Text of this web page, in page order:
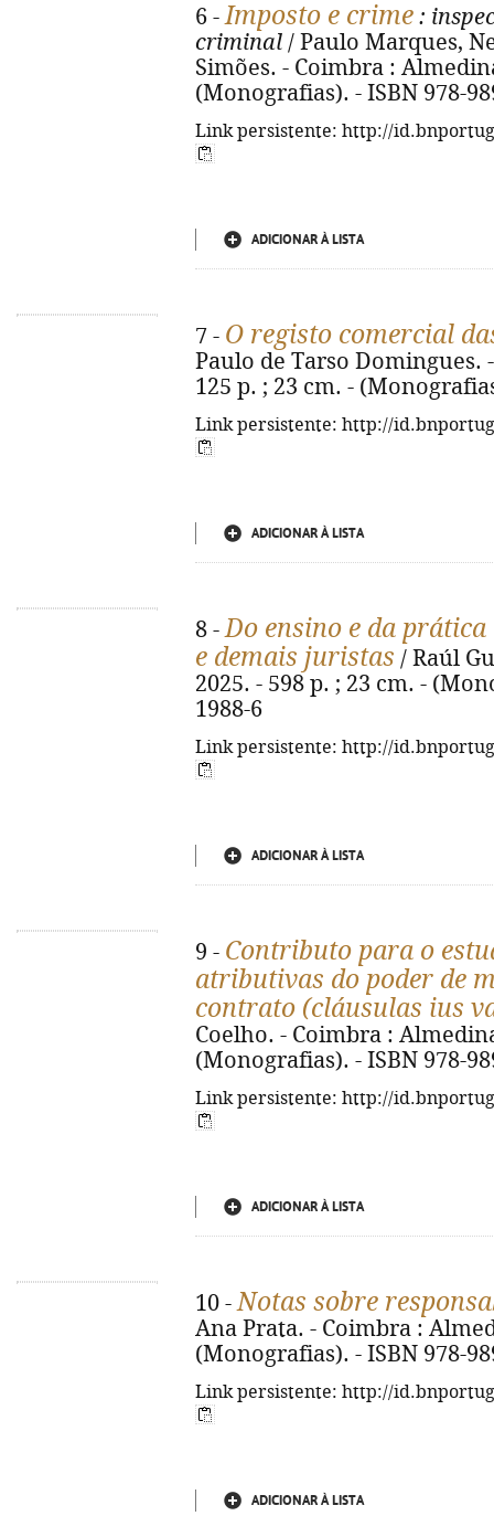
6 -Imposto e crime :
criminal / Paulo Marques,
Simões. - Coimbra :
(Monografias). - ISBN 978-
Link persistente: http://
ADICIONAR À LISTA
7 - O registo comercial
Paulo de Tarso Domingues.
125 p. ; 23 cm. -
Link persistente: http://
ADICIONAR À LISTA
8 -Do ensino e da
e demais juristas / Raúl
2025. - 598 p. ; 23 cm. -
1988-6
Link persistente: http://
ADICIONAR À LISTA
9 - Contributo para o
atributivas do poder de
contrato (cláusulas ius
Coelho. - Coimbra :
(Monografias). - ISBN 978-
Link persistente: http://
ADICIONAR À LISTA
10 -Notas sobre
Ana Prata. - Coimbra :
(Monografias). - ISBN 978-
Link persistente: http://
ADICIONAR À LISTA